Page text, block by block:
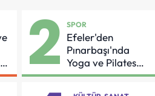
2 SPOR
Efeler'den
Pınarbaşı'nda
Yoga ve Pilates
Buluşması